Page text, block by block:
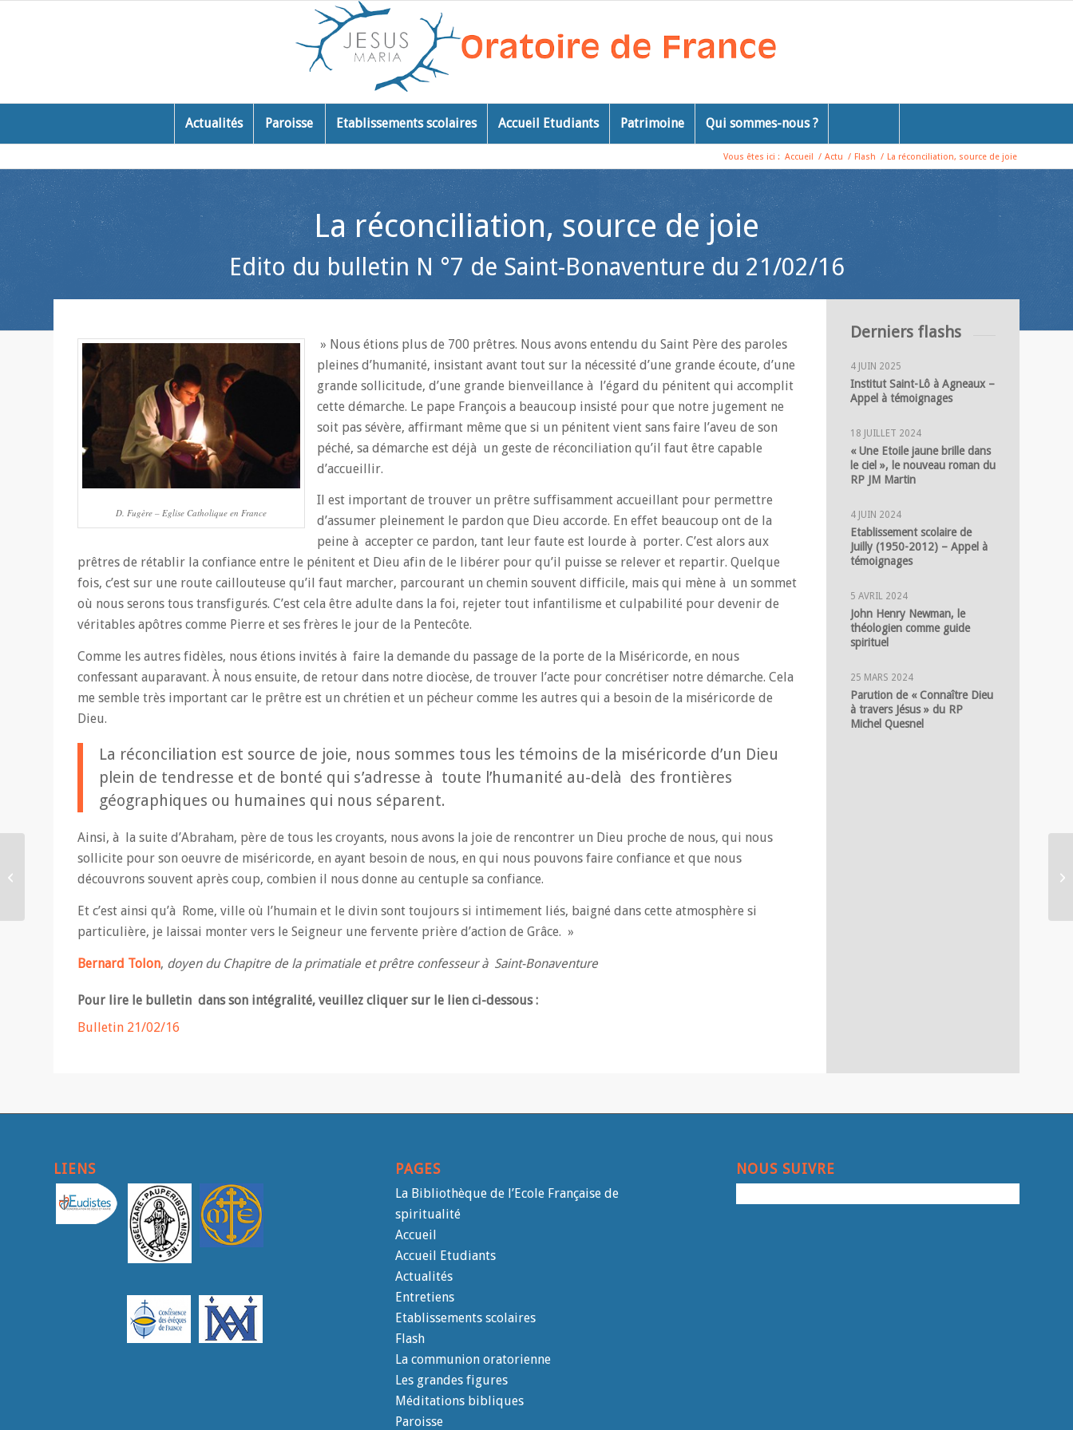
Actualités Paroisse Etablissements scolaires Accueil Etudiants Patrimoine Qui sommes-nous ?
Vous êtes ici : Accueil / Actu / Flash / La réconciliation, source de joie
La réconciliation, source de joie
Edito du bulletin N °7 de Saint-Bonaventure du 21/02/16
D. Fugère – Eglise Catholique en France
» Nous étions plus de 700 prêtres. Nous avons entendu du Saint Père des paroles
pleines d’humanité, insistant avant tout sur la nécessité d’une grande écoute, d’une
grande sollicitude, d’une grande bienveillance à l’égard du pénitent qui accomplit
cette démarche. Le pape François a beaucoup insisté pour que notre jugement ne
soit pas sévère, affirmant même que si un pénitent vient sans faire l’aveu de son
péché, sa démarche est déjà un geste de réconciliation qu’il faut être capable
d’accueillir.
Il est important de trouver un prêtre suffisamment accueillant pour permettre
d’assumer pleinement le pardon que Dieu accorde. En effet beaucoup ont de la
peine à accepter ce pardon, tant leur faute est lourde à porter. C’est alors aux
prêtres de rétablir la confiance entre le pénitent et Dieu afin de le libérer pour qu’il puisse se relever et repartir. Quelque
fois, c’est sur une route caillouteuse qu’il faut marcher, parcourant un chemin souvent difficile, mais qui mène à un sommet
où nous serons tous transfigurés. C’est cela être adulte dans la foi, rejeter tout infantilisme et culpabilité pour devenir de
véritables apôtres comme Pierre et ses frères le jour de la Pentecôte.
Comme les autres fidèles, nous étions invités à faire la demande du passage de la porte de la Miséricorde, en nous
confessant auparavant. À nous ensuite, de retour dans notre diocèse, de trouver l’acte pour concrétiser notre démarche. Cela
me semble très important car le prêtre est un chrétien et un pécheur comme les autres qui a besoin de la miséricorde de
Dieu.
La réconciliation est source de joie, nous sommes tous les témoins de la miséricorde d’un Dieu
plein de tendresse et de bonté qui s’adresse à toute l’humanité au-delà des frontières
géographiques ou humaines qui nous séparent.
Ainsi, à la suite d’Abraham, père de tous les croyants, nous avons la joie de rencontrer un Dieu proche de nous, qui nous
sollicite pour son oeuvre de miséricorde, en ayant besoin de nous, en qui nous pouvons faire confiance et que nous
découvrons souvent après coup, combien il nous donne au centuple sa confiance.
Et c’est ainsi qu’à Rome, ville où l’humain et le divin sont toujours si intimement liés, baigné dans cette atmosphère si
particulière, je laissai monter vers le Seigneur une fervente prière d’action de Grâce. »
Bernard Tolon, doyen du Chapitre de la primatiale et prêtre confesseur à Saint-Bonaventure
Pour lire le bulletin dans son intégralité, veuillez cliquer sur le lien ci-dessous :
Bulletin 21/02/16
Derniers flashs
4 JUIN 2025
Institut Saint-Lô à Agneaux –
Appel à témoignages
18 JUILLET 2024
« Une Etoile jaune brille dans
le ciel », le nouveau roman du
RP JM Martin
4 JUIN 2024
Etablissement scolaire de
Juilly (1950-2012) – Appel à
témoignages
5 AVRIL 2024
John Henry Newman, le
théologien comme guide
spirituel
25 MARS 2024
Parution de « Connaître Dieu
à travers Jésus » du RP
Michel Quesnel
LIENS PAGES
La Bibliothèque de l’Ecole Française de
spiritualité
Accueil
Accueil Etudiants
Actualités
Entretiens
Etablissements scolaires
Flash
La communion oratorienne
Les grandes figures
Méditations bibliques
Paroisse
NOUS SUIVRE
Humilité de Dieu